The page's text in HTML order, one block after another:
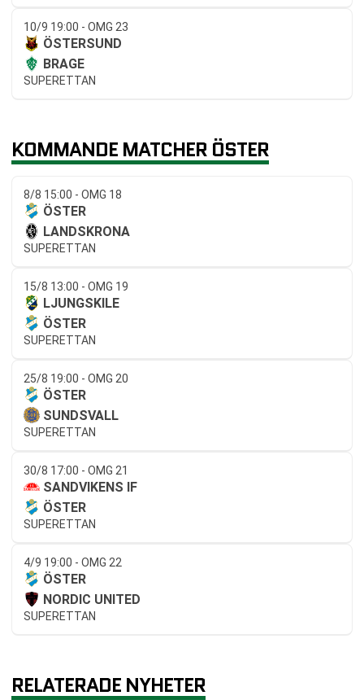
10/9 19:00 - OMG 23
ÖSTERSUND
BRAGE
SUPERETTAN
KOMMANDE MATCHER ÖSTER
8/8 15:00 - OMG 18
ÖSTER
LANDSKRONA
SUPERETTAN
15/8 13:00 - OMG 19
LJUNGSKILE
ÖSTER
SUPERETTAN
25/8 19:00 - OMG 20
ÖSTER
SUNDSVALL
SUPERETTAN
30/8 17:00 - OMG 21
SANDVIKENS IF
ÖSTER
SUPERETTAN
4/9 19:00 - OMG 22
ÖSTER
NORDIC UNITED
SUPERETTAN
RELATERADE NYHETER